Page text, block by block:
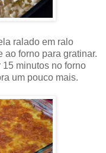
ralado em ralo
ao forno para gratinar.
minutos no forno
um pouco mais.